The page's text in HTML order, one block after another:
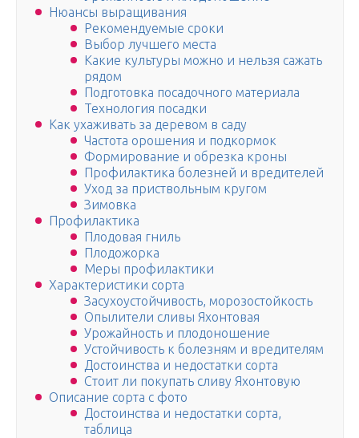
Нюансы выращивания
Рекомендуемые сроки
Выбор лучшего места
Какие культуры можно и нельзя сажать
рядом
Подготовка посадочного материала
Технология посадки
Как ухаживать за деревом в саду
Частота орошения и подкормок
Формирование и обрезка кроны
Профилактика болезней и вредителей
Уход за приствольным кругом
Зимовка
Профилактика
Плодовая гниль
Плодожорка
Меры профилактики
Характеристики сорта
Засухоустойчивость, морозостойкость
Опылители сливы Яхонтовая
Урожайность и плодоношение
Устойчивость к болезням и вредителям
Достоинства и недостатки сорта
Стоит ли покупать сливу Яхонтовую
Описание сорта с фото
Достоинства и недостатки сорта,
таблица